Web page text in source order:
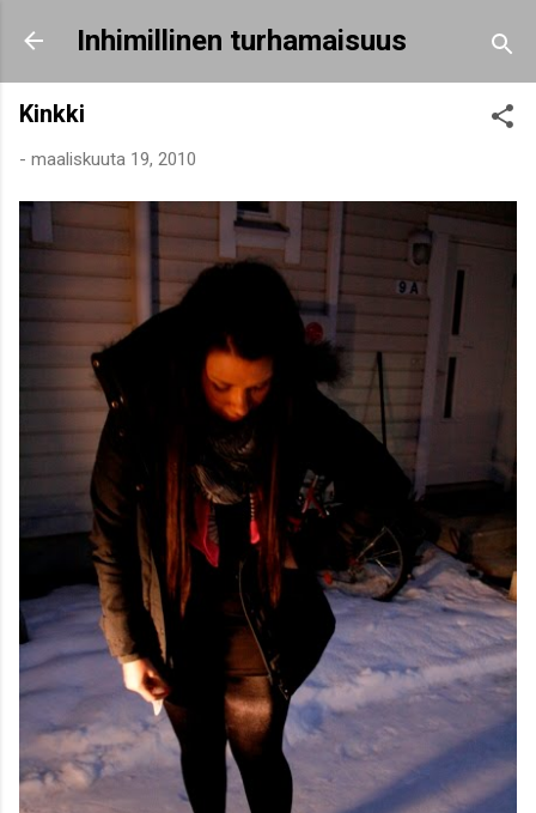
Siirry pääsisältöön
Inhimillinen turhamaisuus
Kinkki
- maaliskuuta 19, 2010